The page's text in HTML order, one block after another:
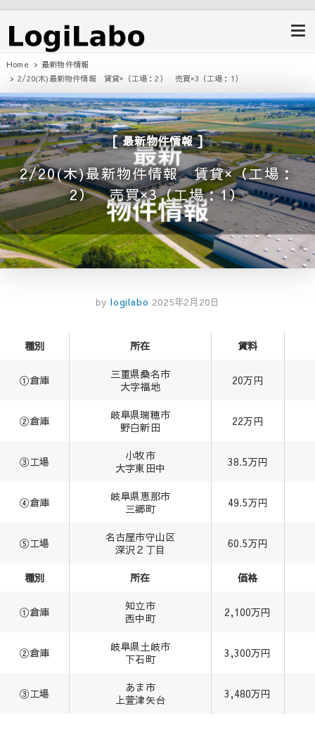
ロジラボ
動車整備工場・倉庫・事業用不動産
のポータルサイト
Home
最新物件情報
2/20(木)最新物件情報 賃貸×（工場：2） 売買×3（工場：1）
最新物件情報
2/20(木)最新物件情報 賃貸×（工場：
2） 売買×3（工場：1）
by logilabo 2025年2月20日
種別 所在 賃料
①倉庫
三重県桑名市
大字福地
20万円
②倉庫
岐阜県瑞穂市
野白新田
22万円
③工場
小牧市
大字東田中
38.5万円
④倉庫
岐阜県恵那市
三郷町
49.5万円
⑤工場
名古屋市守山区
深沢２丁目
60.5万円
種別 所在 価格
①倉庫
知立市
西中町
2,100万円
②倉庫
岐阜県土岐市
下石町
3,300万円
③工場
あま市
上萱津矢台
3,480万円